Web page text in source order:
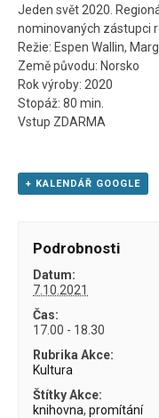
Jeden svět 2020.
nominovaných zástupci
Režie: Espen Wallin,
Země původu: Norsko
Rok výroby: 2020
Stopáž: 80 min.
Vstup ZDARMA
+ KALENDÁŘ GOOGLE
Podrobnosti
Datum:
7.10.2021
Čas:
17.00 - 18.30
Rubrika Akce:
Kultura
Štítky Akce:
knihovna,promítání